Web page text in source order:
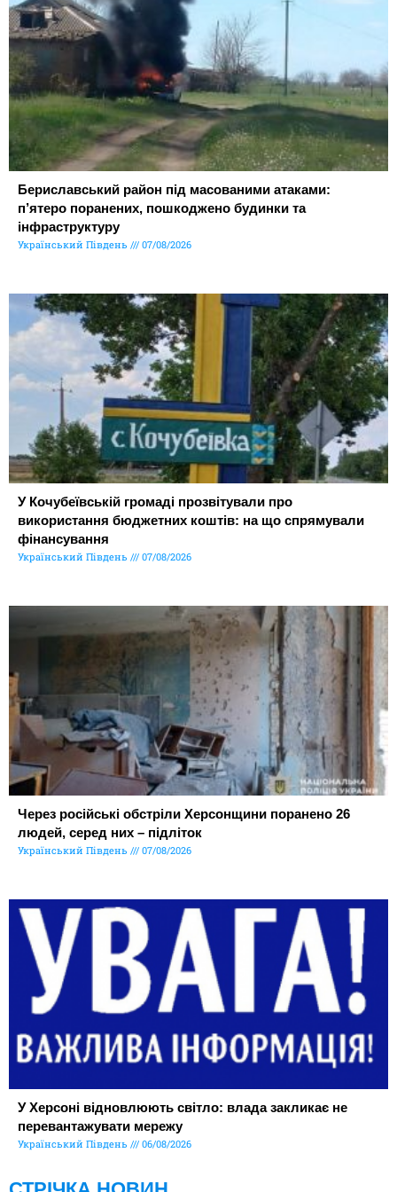
Бериславський район під масованими атаками:
п’ятеро поранених, пошкоджено будинки та
інфраструктуру
Український Південь 07/08/2026
У Кочубеївській громаді прозвітували про
використання бюджетних коштів: на що спрямували
фінансування
Український Південь 07/08/2026
Через російські обстріли Херсонщини поранено 26
людей, серед них – підліток
Український Південь 07/08/2026
У Херсоні відновлюють світло: влада закликає не
перевантажувати мережу
Український Південь 06/08/2026